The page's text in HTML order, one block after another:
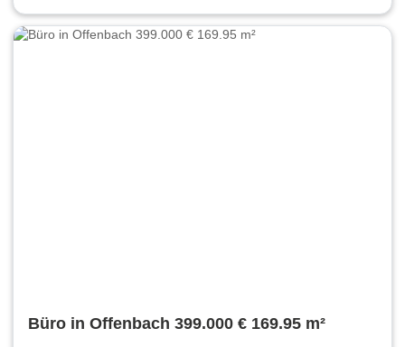
Büro in Offenbach 399.000 € 169.95 m²